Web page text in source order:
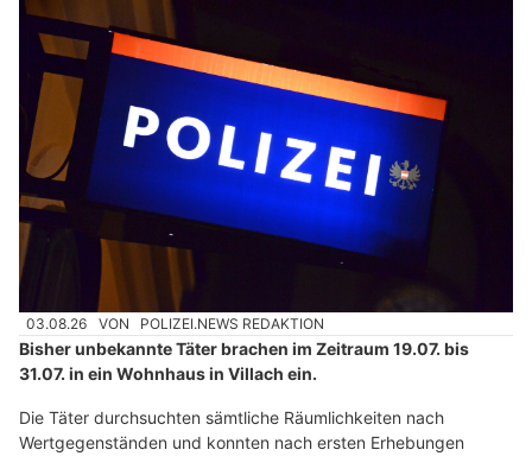
03.08.26 VON POLIZEI.NEWS REDAKTION
Bisher unbekannte Täter brachen im Zeitraum 19.07. bis
31.07. in ein Wohnhaus in Villach ein.
Die Täter durchsuchten sämtliche Räumlichkeiten nach
Wertgegenständen und konnten nach ersten Erhebungen